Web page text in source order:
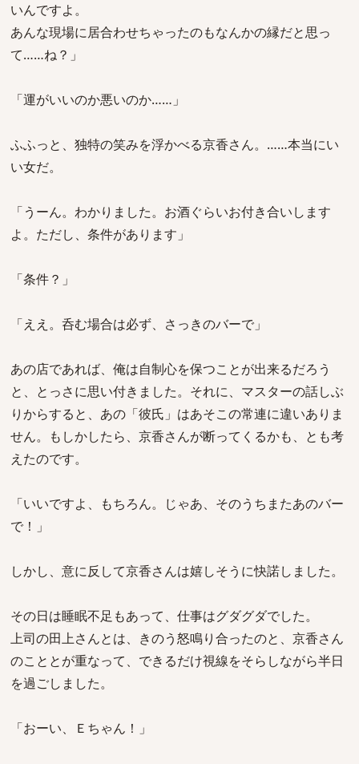
いんですよ。
あんな現場に居合わせちゃったのもなんかの縁だと思っ
て……ね？」
「運がいいのか悪いのか……」
ふふっと、独特の笑みを浮かべる京香さん。……本当にい
い女だ。
「うーん。わかりました。お酒ぐらいお付き合いします
よ。ただし、条件があります」
「条件？」
「ええ。呑む場合は必ず、さっきのバーで」
あの店であれば、俺は自制心を保つことが出来るだろう
と、とっさに思い付きました。それに、マスターの話しぶ
りからすると、あの「彼氏」はあそこの常連に違いありま
せん。もしかしたら、京香さんが断ってくるかも、とも考
えたのです。
「いいですよ、もちろん。じゃあ、そのうちまたあのバー
で！」
しかし、意に反して京香さんは嬉しそうに快諾しました。
その日は睡眠不足もあって、仕事はグダグダでした。
上司の田上さんとは、きのう怒鳴り合ったのと、京香さん
のこととが重なって、できるだけ視線をそらしながら半日
を過ごしました。
「おーい、Ｅちゃん！」